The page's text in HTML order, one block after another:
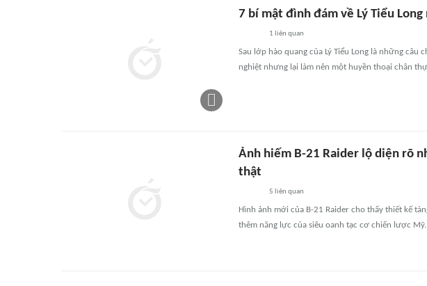
7 bí mật đình đám về Lý Tiểu
1 liên quan
Sau lớp hào quang của Lý Tiểu Long là những
nghiệt nhưng lại làm nên một huyền thoại chân
Ảnh hiếm B-21 Raider lộ diện rõ
thật
5 liên quan
Hình ảnh mới của B-21 Raider cho thấy thiết kế
thêm năng lực của siêu oanh tạc cơ chiến lược Mỹ.